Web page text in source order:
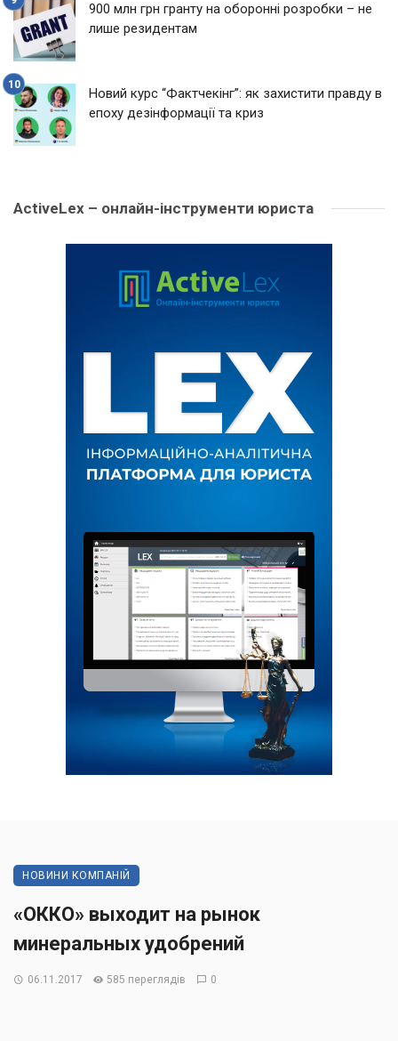
900 млн грн гранту на оборонні розробки – не
лише резидентам
Новий курс “Фактчекінг”: як захистити правду в
епоху дезінформації та криз
ActiveLex – онлайн-інструменти юриста
НОВИНИ КОМПАНІЙ
«ОККО» выходит на рынок
минеральных удобрений
06.11.2017 585 переглядів 0